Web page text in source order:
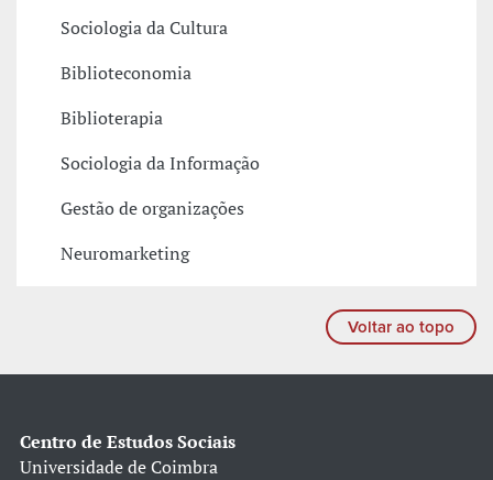
Sociologia da Cultura
Biblioteconomia
Biblioterapia
Sociologia da Informação
Gestão de organizações
Neuromarketing
Voltar ao topo
Centro de Estudos Sociais
Universidade de Coimbra